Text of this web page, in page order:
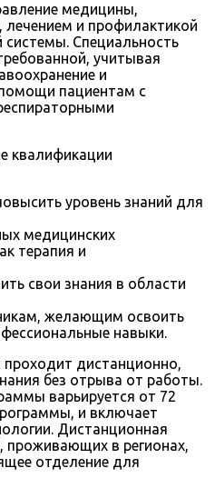
медицины,
лечением и профилактикой
Специальность
учитывая
и
пациентам с
квалификации
уровень знаний для
медицинских
терапия и
свои знания в области
желающим освоить
навыки.
дистанционно,
без отрыва от работы.
варьируется от 72
и включает
Дистанционная
в регионах,
отделение для